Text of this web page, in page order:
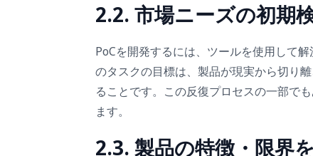
2.2. 市場ニーズの初期
PoCを開発するには、ツールを使用して
のタスクの目標は、製品が現実から切り
ることです。この反復プロセスの一部で
ます。
2.3. 製品の特徴・限界